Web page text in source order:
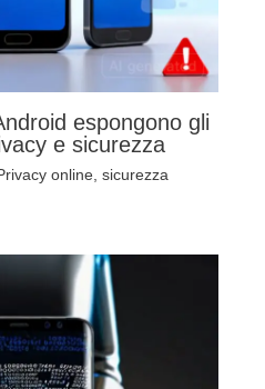
espongono gli
e sicurezza
online, sicurezza